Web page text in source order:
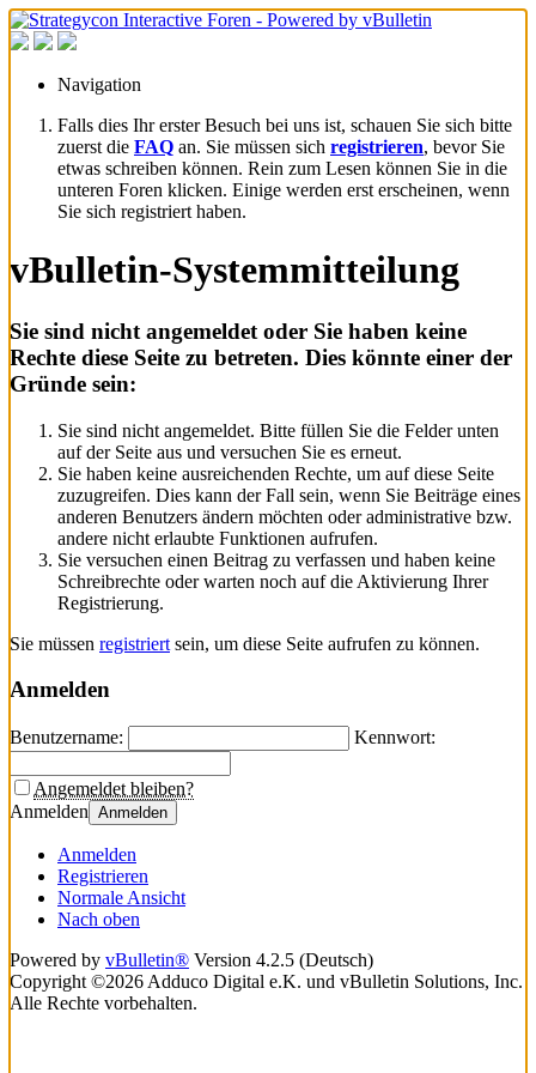
Navigation
Falls dies Ihr erster Besuch bei uns ist, schauen Sie sich bitte
zuerst die FAQ an. Sie müssen sich registrieren, bevor Sie
etwas schreiben können. Rein zum Lesen können Sie in die
unteren Foren klicken. Einige werden erst erscheinen, wenn
Sie sich registriert haben.
vBulletin-Systemmitteilung
Sie sind nicht angemeldet oder Sie haben keine
Rechte diese Seite zu betreten. Dies könnte einer der
Gründe sein:
Sie sind nicht angemeldet. Bitte füllen Sie die Felder unten
auf der Seite aus und versuchen Sie es erneut.
Sie haben keine ausreichenden Rechte, um auf diese Seite
zuzugreifen. Dies kann der Fall sein, wenn Sie Beiträge eines
anderen Benutzers ändern möchten oder administrative bzw.
andere nicht erlaubte Funktionen aufrufen.
Sie versuchen einen Beitrag zu verfassen und haben keine
Schreibrechte oder warten noch auf die Aktivierung Ihrer
Registrierung.
Sie müssen registriert sein, um diese Seite aufrufen zu können.
Anmelden
Benutzername: Kennwort:
Angemeldet bleiben?
Anmelden Anmelden
Anmelden
Registrieren
Normale Ansicht
Nach oben
Powered by vBulletin® Version 4.2.5 (Deutsch)
Copyright ©2026 Adduco Digital e.K. und vBulletin Solutions, Inc.
Alle Rechte vorbehalten.